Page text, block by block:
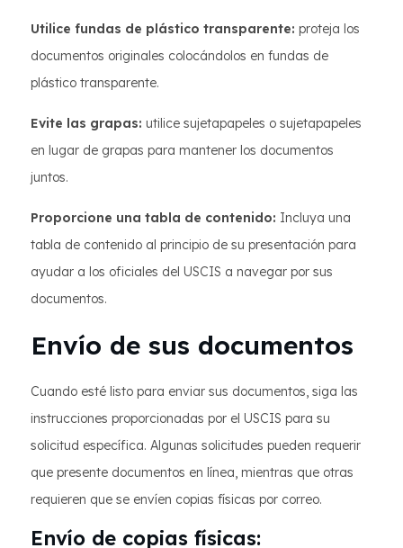
Utilice fundas de plástico transparente: proteja los
documentos originales colocándolos en fundas de
plástico transparente.
Evite las grapas: utilice sujetapapeles o sujetapapeles
en lugar de grapas para mantener los documentos
juntos.
Proporcione una tabla de contenido: Incluya una
tabla de contenido al principio de su presentación para
ayudar a los oficiales del USCIS a navegar por sus
documentos.
Envío de sus documentos
Cuando esté listo para enviar sus documentos, siga las
instrucciones proporcionadas por el USCIS para su
solicitud específica. Algunas solicitudes pueden requerir
que presente documentos en línea, mientras que otras
requieren que se envíen copias físicas por correo.
Envío de copias físicas: